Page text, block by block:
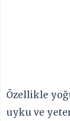
Özellikle
uyku ve